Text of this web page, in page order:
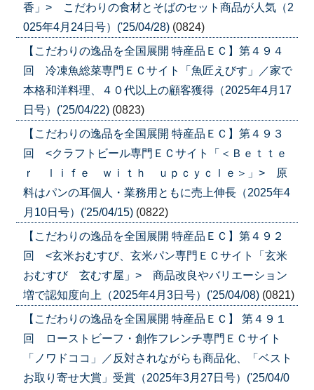
香」> こだわりの食材とそばのセット商品が人気（2
025年4月24日号）('25/04/28) (0824)
【こだわりの逸品を全国展開 特産品ＥＣ】第４９４
回 冷凍魚総菜専門ＥＣサイト「魚匠えびす」／家で
本格和洋料理、４０代以上の顧客獲得（2025年4月17
日号）('25/04/22) (0823)
【こだわりの逸品を全国展開 特産品ＥＣ】第４９３
回 <クラフトビール専門ＥＣサイト「＜Ｂｅｔｔｅ
ｒ ｌｉｆｅ ｗｉｔｈ ｕｐｃｙｃｌｅ＞」> 原
料はパンの耳個人・業務用ともに売上伸長（2025年4
月10日号）('25/04/15) (0822)
【こだわりの逸品を全国展開 特産品ＥＣ】第４９２
回 <玄米おむすび、玄米パン専門ＥＣサイト「玄米
おむすび 玄むす屋」> 商品改良やバリエーション
増で認知度向上（2025年4月3日号）('25/04/08) (0821)
【こだわりの逸品を全国展開 特産品ＥＣ】 第４９１
回 ローストビーフ・創作フレンチ専門ＥＣサイト
「ノワドココ」／反対されながらも商品化、「ベスト
お取り寄せ大賞」受賞（2025年3月27日号）('25/04/0